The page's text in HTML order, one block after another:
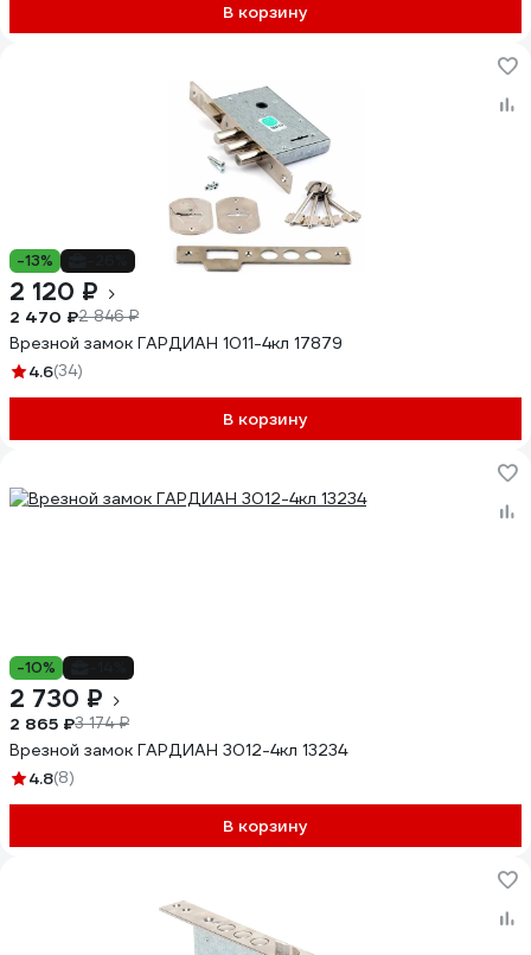
В корзину
-13%
2 120 ₽
2 470 ₽2 846 ₽
Врезной замок ГАРДИАН 1011-4кл 17879
4.6(34)
В корзину
-10%
2 730 ₽
2 865 ₽3 174 ₽
Врезной замок ГАРДИАН 3012-4кл 13234
4.8(8)
В корзину